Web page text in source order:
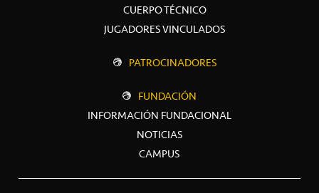
CUERPO TÉCNICO
JUGADORES VINCULADOS
PATROCINADORES
FUNDACIÓN
INFORMACIÓN FUNDACIONAL
NOTICIAS
CAMPUS